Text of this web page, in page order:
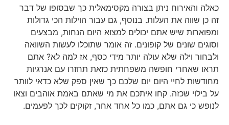
כאלה והאירוח ניתן בצורה מקסימאלית כך שבסופו של דבר
זה כן שווה את העלות. בנוסף, גם עבור הוילות הכי גדולות
ומפוארות שיש אתם יכולים למצוא היום הנחות, מבצעים
וסוגים שונים של קופונים. זה אומר שתוכלו לעשות השוואה
ולבחור וילה שלא עולה יותר מידי כסף, אז למה לא? אתם
תראו שאחרי חופשה משפחתית כזאת תחזרו עם אנרגיות
מחודשות לחיי היום יום שלכם כך שאין ספק שלא כדאי לוותר
על בילוי שכזה. קחו איתכם את מי שאתם באמת אוהבים וצאו
לנופש כי גם אתם, כמו כל אחד אחר, זקוקים לכך לפעמים.